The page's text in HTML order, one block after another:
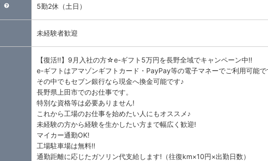
5勤2休（土日）
未経験者歓迎
【復活!!】9月入社の方☆e-ギフト5万円を長野全域でキャンペーン中!!
e-ギフトはアマゾンギフトカード・PayPay等の電子マネーでご利用可能で
その中でもセブン銀行なら現金へ換金可能です♪
長野県上田市でのお仕事です。
特別な資格等は必要ありません!
これから工場のお仕事を始めたい人にもオススメ♪
未経験の方から経験を生かしたい方まで幅広く歓迎!
マイカー通勤OK!
工場駐車場は無料!!
通勤距離に応じたガソリン代支給します!（往復km×10円×出勤日数）